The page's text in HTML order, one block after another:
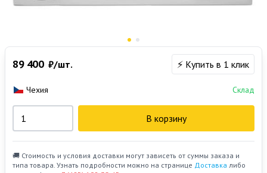
89 400 ₽/шт. ⚡ Купить в 1 клик
Чехия Склад
В корзину
🚚 Стоимость и условия доставки могут зависеть от суммы заказа и
типа товара. Узнать подробности можно на странице Доставка либо